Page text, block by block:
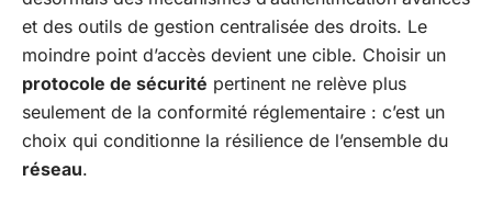
et des outils de gestion centralisée des droits. Le
moindre point d’accès devient une cible. Choisir un
protocole de sécurité pertinent ne relève plus
seulement de la conformité réglementaire : c’est un
choix qui conditionne la résilience de l’ensemble du
réseau.